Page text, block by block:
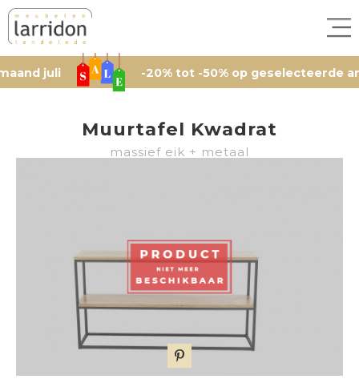
-20% tot -50% op geselecteerde
Muurtafel Kwadrat
massief eik + metaal